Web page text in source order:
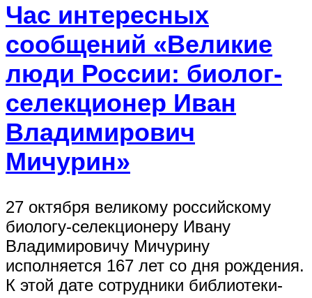
Час интересных
сообщений «Великие
люди России: биолог-
селекционер Иван
Владимирович
Мичурин»
27 октября великому российскому
биологу-селекционеру Ивану
Владимировичу Мичурину
исполняется 167 лет со дня рождения.
К этой дате сотрудники библиотеки-